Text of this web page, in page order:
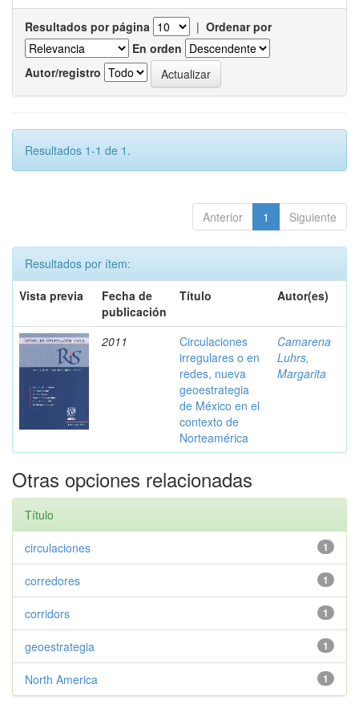
Resultados por página | Ordenar por
En orden
Autor/registro
Resultados 1-1 de 1.
Anterior 1 Siguiente
Resultados por ítem:
Vista previa
Fecha de
publicación
Título Autor(es)
2011
Circulaciones
irregulares o en
redes, nueva
geoestrategia
de México en el
contexto de
Norteamérica
Camarena
Luhrs,
Margarita
Otras opciones relacionadas
Título
1
circulaciones
1
corredores
1
corridors
1
geoestrategia
1
North America